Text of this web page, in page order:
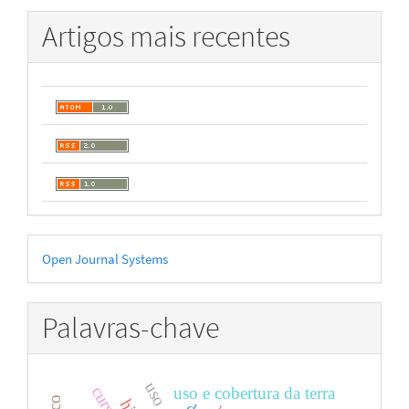
Artigos mais recentes
Desenvolvido
por
Open Journal Systems
Palavras-chave
uso e cobertura da terra